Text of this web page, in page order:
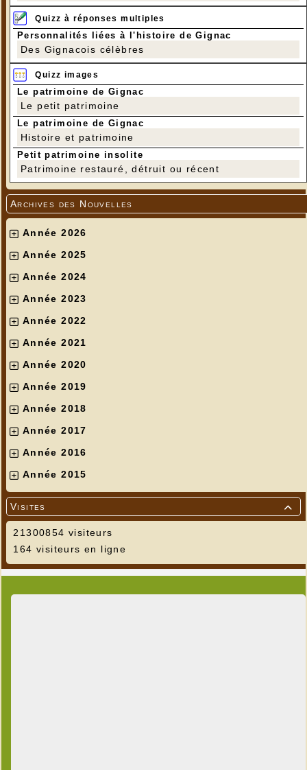
Quizz à réponses multiples
Personnalités liées à l'histoire de Gignac
Des Gignacois célèbres
Quizz images
Le patrimoine de Gignac
Le petit patrimoine
Le patrimoine de Gignac
Histoire et patrimoine
Petit patrimoine insolite
Patrimoine restauré, détruit ou récent
Archives des Nouvelles
Année 2026
Année 2025
Année 2024
Année 2023
Année 2022
Année 2021
Année 2020
Année 2019
Année 2018
Année 2017
Année 2016
Année 2015

Visites
21300854 visiteurs
164 visiteurs en ligne